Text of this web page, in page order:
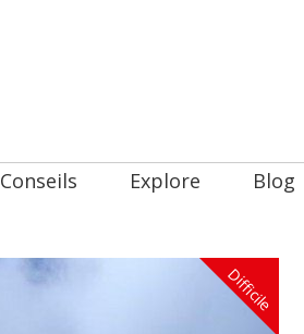
Conseils Explore Blog
Difficile